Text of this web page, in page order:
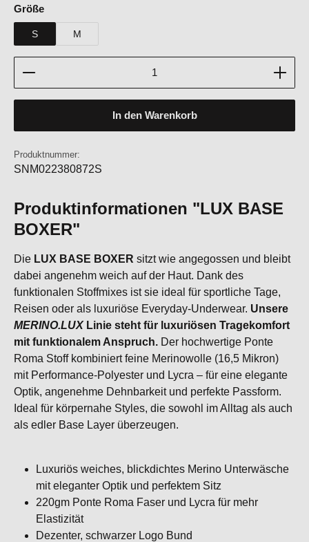
Größeauswählen
S M
Produkt Anzahl: Gib den gewünschten Wert ein
In den Warenkorb
Produktnummer:
SNM022380872S
Produktinformationen "LUX BASE
BOXER"
Die LUX BASE BOXER sitzt wie angegossen und bleibt
dabei angenehm weich auf der Haut. Dank des
funktionalen Stoffmixes ist sie ideal für sportliche Tage,
Reisen oder als luxuriöse Everyday-Underwear. Unsere
MERINO.LUX Linie steht für luxuriösen Tragekomfort
mit funktionalem Anspruch. Der hochwertige Ponte
Roma Stoff kombiniert feine Merinowolle (16,5 Mikron)
mit Performance-Polyester und Lycra – für eine elegante
Optik, angenehme Dehnbarkeit und perfekte Passform.
Ideal für körpernahe Styles, die sowohl im Alltag als auch
als edler Base Layer überzeugen.
Luxuriös weiches, blickdichtes Merino Unterwäsche
mit eleganter Optik und perfektem Sitz
220gm Ponte Roma Faser und Lycra für mehr
Elastizität
Dezenter, schwarzer Logo Bund